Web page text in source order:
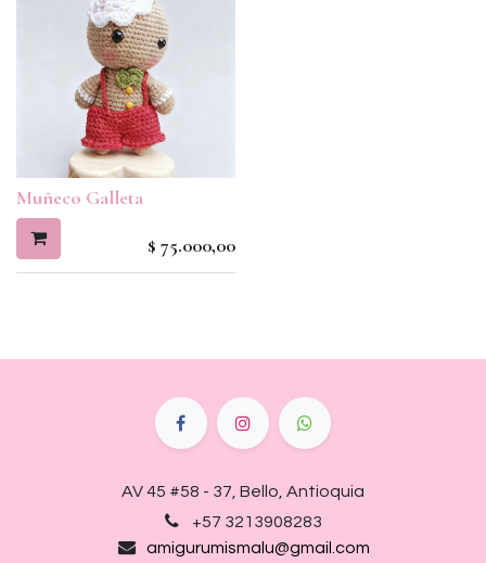
Muñeco Galleta
$ 75.000,00
AV 45 #58 - 37, Bello, Antioquia
+57 3213908283
amigurumismalu@gmail.com